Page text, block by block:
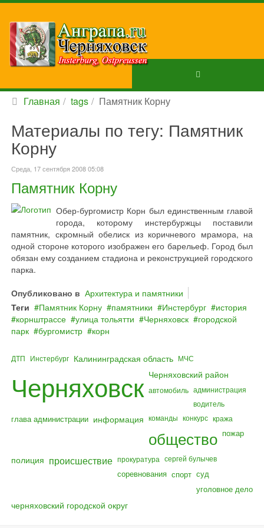
Главная tags Памятник Корну
Материалы по тегу: Памятник
Корну
Среда, 17 сентября 2008 05:08
Памятник Корну
Обер-бургомистр Корн был единственным главой
города, которому инстербуржцы поставили
памятник, скромный обелиск из коричневого мрамора, на
одной стороне которого изображен его барельеф. Город был
обязан ему созданием стадиона и реконструкцией городского
парка.
Опубликовано в Архитектура и памятники
Теги
Памятник Корну памятники Инстербург
история
корнштрассе
улица тольятти Черняховск
городской
парк
бургомистр корн
ДТП Инстербург Калининградская область МЧС
Черняховск Черняховский район
автомобиль администрация
водитель
глава администрации информация команды конкурс кража
общество пожар
полиция происшествие прокуратура сергей булычев
соревнования спорт суд
уголовное дело
черняховский городской округ